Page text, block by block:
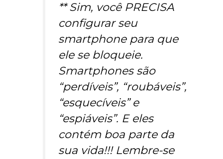
** Sim, você PRECISA
configurar seu
smartphone para que
ele se bloqueie.
Smartphones são
“perdíveis”, “roubáveis”,
“esquecíveis” e
“espiáveis”. E eles
contém boa parte da
sua vida!!! Lembre-se